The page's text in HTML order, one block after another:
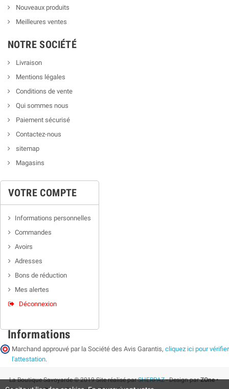
Nouveaux produits
Meilleures ventes
NOTRE SOCIÉTÉ
Livraison
Mentions légales
Conditions de vente
Qui sommes nous
Paiement sécurisé
Contactez-nous
sitemap
Magasins
VOTRE COMPTE
Informations personnelles
Commandes
Avoirs
Adresses
Bons de réduction
Mes alertes
Déconnexion
Informations
Marchand approuvé par la Société des Avis Garantis, cliquez ici pour vérifier
l'attestation.
La Boutique Savoyarde © 2019 Site réalisé parSHERPAZ- Design parZOne •